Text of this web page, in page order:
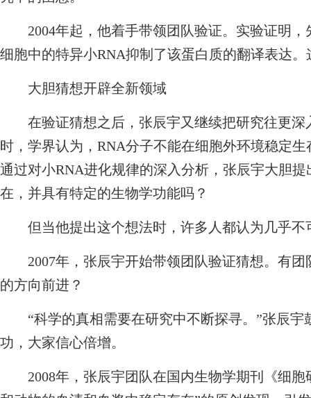
2004年起，他着手带领团队验证。实验证明，
细胞中的特异小RNA抑制了该蛋白质的翻译表达
大胆猜想开辟全新领域
在验证猜想之后，张辰宇又继续把研究往更深
时，学界认为，RNA分子不能在细胞外环境稳定
通过对小RNA进化规律的深入分析，张辰宇大胆
在，并具有特定的生物学功能吗？
但当他提出这个想法时，许多人都认为几乎不
2007年，张辰宇开始带领团队验证猜想。有团
的方向前进？
“科学的真相需要在研究中不断探寻。”张辰宇
功，大家信心倍增。
2008年，张辰宇团队在国内生物学期刊《细胞